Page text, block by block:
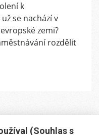
česká
víza
a
pobyty?
k
se nachází v
zemi?
rozdělit
(Souhlas s